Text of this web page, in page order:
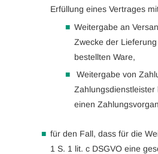
Erfüllung eines Vertrages
Weitergabe an
Zwecke der
bestellten Ware,
Weitergabe von
Zahlungsdienstleister
einen
für den Fall, dass für die
1 S. 1 lit. c DSGVO eine